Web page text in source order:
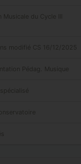
du Cycle III
modifié CS 16/12/2025
Pédag. Musique